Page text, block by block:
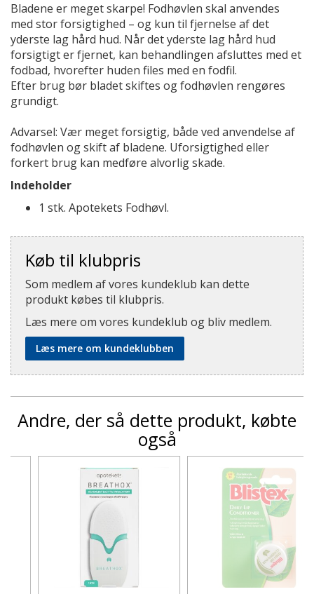
Bladene er meget skarpe! Fodhøvlen skal anvendes
med stor forsigtighed – og kun til fjernelse af det
yderste lag hård hud. Når det yderste lag hård hud
forsigtigt er fjernet, kan behandlingen afsluttes med et
fodbad, hvorefter huden files med en fodfil.
Efter brug bør bladet skiftes og fodhøvlen rengøres
grundigt.
Advarsel: Vær meget forsigtig, både ved anvendelse af
fodhøvlen og skift af bladene. Uforsigtighed eller
forkert brug kan medføre alvorlig skade.
Indeholder
1 stk. Apotekets Fodhøvl.
Køb til klubpris
Som medlem af vores kundeklub kan dette
produkt købes til klubpris.
Læs mere om vores kundeklub og bliv medlem.
Læs mere om kundeklubben
Andre, der så dette produkt, købte
også